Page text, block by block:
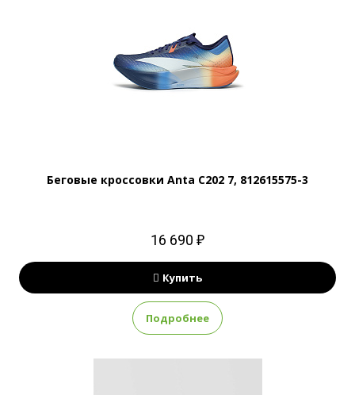
Беговые кроссовки Anta C202 7, 812615575-3
16 690 ₽
Купить
Подробнее